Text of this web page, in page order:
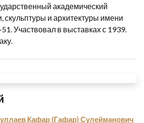
академический
скульптуры и архитектуры имени
Участвовал в выставках с 1939.
Кафар (Гафар) Сулейманович